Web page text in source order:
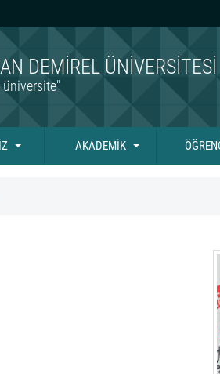
DEMIREL ÜNIVERSITESI
üniversite"
AKADEMİK